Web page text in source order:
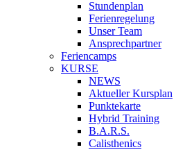
Stundenplan
Ferienregelung
Unser Team
Ansprechpartner
Feriencamps
KURSE
NEWS
Aktueller Kursplan
Punktekarte
Hybrid Training
B.A.R.S.
Calisthenics